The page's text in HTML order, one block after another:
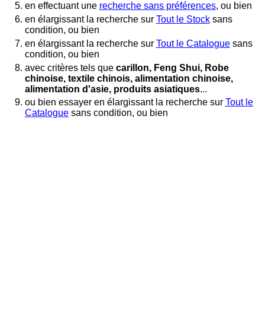
en effectuant une recherche sans préférences, ou bien
en élargissant la recherche sur Tout le Stocksans
condition, ou bien
en élargissant la recherche sur Tout le Cataloguesans
condition, ou bien
avec critères tels que carillon, Feng Shui, Robe
chinoise, textile chinois, alimentation chinoise,
alimentation d'asie, produits asiatiques...
ou bien essayer en élargissant la recherche sur Tout le
Cataloguesans condition, ou bien